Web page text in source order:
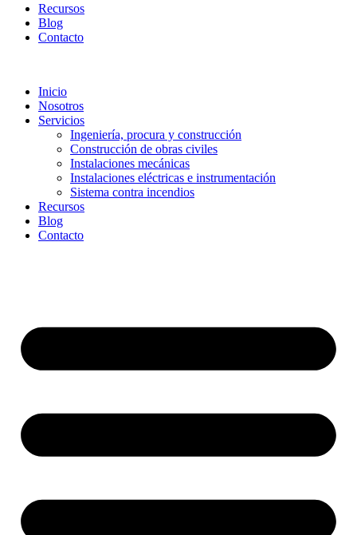
Recursos
Blog
Contacto
Inicio
Nosotros
Servicios
Ingeniería, procura y construcción
Construcción de obras civiles
Instalaciones mecánicas
Instalaciones eléctricas e instrumentación
Sistema contra incendios
Recursos
Blog
Contacto